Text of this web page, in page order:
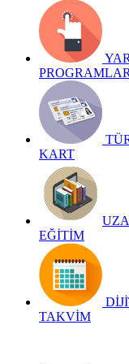
PROGRAMLAR
KART
EĞİTİM
TAKVİM